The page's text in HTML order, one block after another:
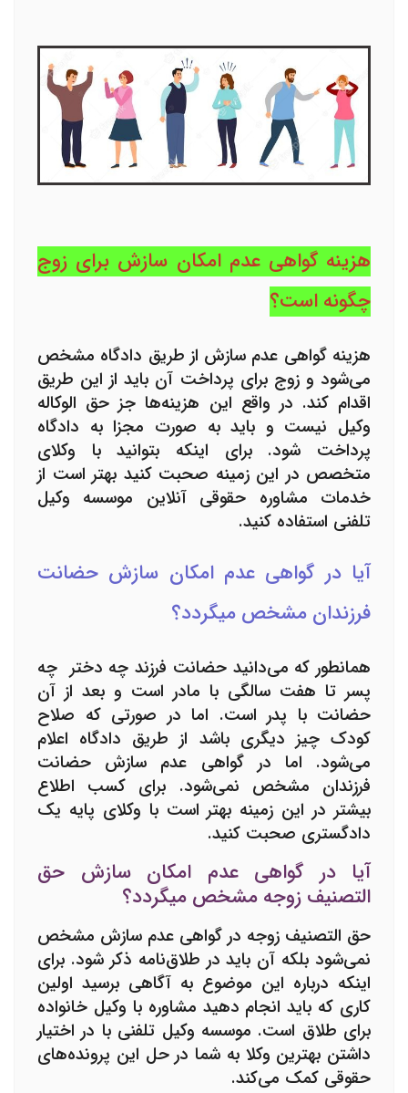
هزینه گواهی عدم امکان سازش برای زوج
چگونه است؟
هزینهگواهی عدم سازش از طریق دادگاه مشخص
می‌شود و زوج برای پرداخت آن باید از این طریق
اقدام کند. در واقع این هزینه‌ها جز حق الوکاله
وکیل نیست و باید به صورت مجزا به دادگاه
پرداخت شود. برای اینکه بتوانید با وکلای
متخصص در این زمینه صحبت کنید بهتر است از
خدمات مشاوره حقوقی آنلاین موسسه وکیل
تلفنی استفاده کنید.
آیا در گواهی عدم امکان سازش حضانت
فرزندان مشخص میگردد؟
همانطور که می‌دانید حضانت فرزند چه دختر چه
پسر تا هفت سالگی با مادر است و بعد از آن
حضانت با پدر است. اما در صورتی که صلاح
کودک چیز دیگری باشد از طریق دادگاه اعلام
می‌شود. اما درگواهی عدم سازش حضانت
فرزندان مشخص نمی‌شود. برای کسب اطلاع
بیشتر در این زمینه بهتر است با وکلای پایه یک
دادگستری صحبت کنید.
آیا در گواهی عدم امکان سازش حق
التصنیف زوجه مشخص میگردد؟
حق التصنیف زوجه درگواهی عدم سازش مشخص
نمی‌شود بلکه آن باید در طلاق‌نامه ذکر شود. برای
اینکه درباره این موضوع به آگاهی برسید اولین
کاری که باید انجام دهید مشاوره با وکیل خانواده
برای طلاق است. موسسه وکیل تلفنی با در اختیار
داشتن بهترین وکلا به شما در حل این پرونده‌های
حقوقی کمک می‌کند.